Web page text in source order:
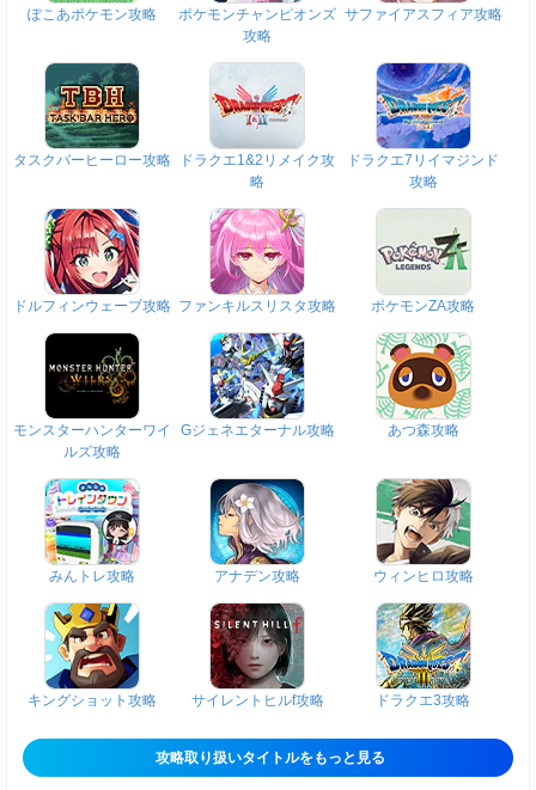
ぽこあポケモン攻略
ポケモンチャンピオンズ
攻略
サファイアスフィア攻略
タスクバーヒーロー攻略
ドラクエ1&2リメイク攻
略
ドラクエ7リイマジンド
攻略
ドルフィンウェーブ攻略 ファンキルスリスタ攻略 ポケモンZA攻略
モンスターハンターワイ
ルズ攻略
Gジェネエターナル攻略 あつ森攻略
みんトレ攻略 アナデン攻略 ウィンヒロ攻略
キングショット攻略 サイレントヒルf攻略 ドラクエ3攻略
攻略取り扱いタイトルをもっと見る